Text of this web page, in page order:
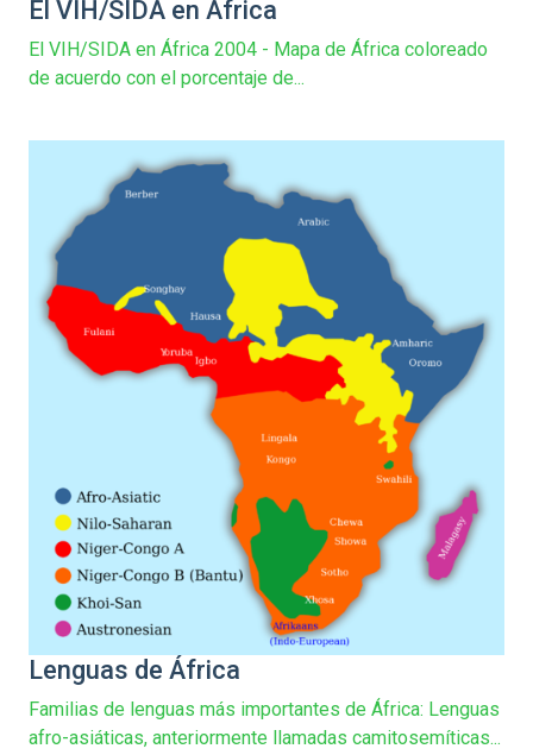
El VIH/SIDA en África
El VIH/SIDA en África 2004 - Mapa de África coloreado
de acuerdo con el porcentaje de...
Lenguas de África
Familias de lenguas más importantes de África: Lenguas
afro-asiáticas, anteriormente llamadas camitosemíticas...